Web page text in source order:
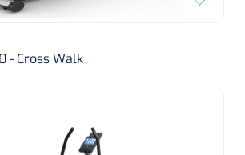
- Cross Walk